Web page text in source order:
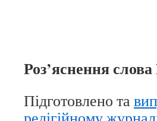
Роз’яснення
Підготовлено та